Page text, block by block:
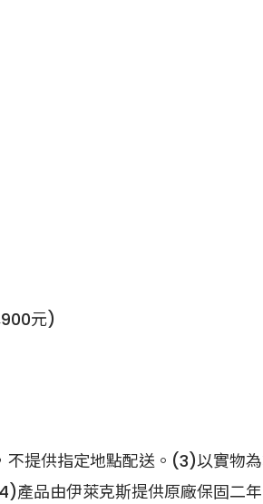
元)
提供指定地點配送。(3)以實物
產品由伊萊克斯提供原廠保固二